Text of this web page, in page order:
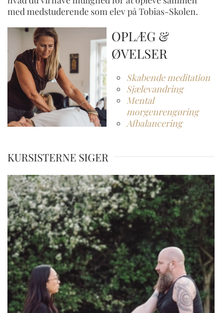
med medstuderende som elev på Tobias-Skolen.
OPLÆG &
ØVELSER
Skabende meditation
Sjælevandring
Mental
morgenrengøring
Afbalancering
KURSISTERNE SIGER